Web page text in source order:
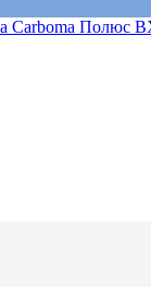
Carboma